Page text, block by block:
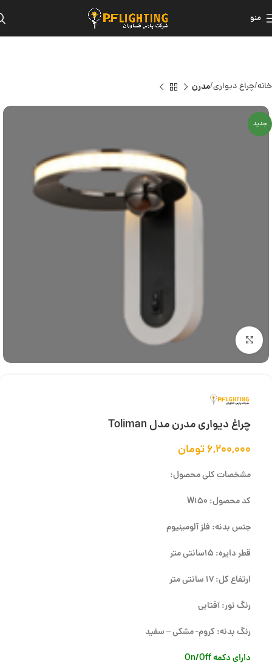
منو
خانه چراغ دیواری مدرن
جدید
بزرگنمایی تصویر
چراغ دیواری مدرن مدل Toliman
۶,۲۰۰,۰۰۰تومان
مشخصات کلی محصول:
کد محصول: W150
جنس بدنه: فلز آلومینیوم
قطر دایره: 15سانتی متر
ارتفاع کل: 17 سانتی متر
رنگ نور: آفتابی
رنگ بدنه: کروم- مشکی – سفید
دارای دکمه On/Off